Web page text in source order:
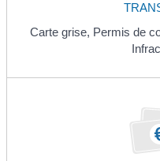
Carte grise, Permis de